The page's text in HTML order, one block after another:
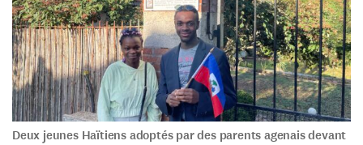
Deux jeunes Haïtiens adoptés par des parents agenais devant